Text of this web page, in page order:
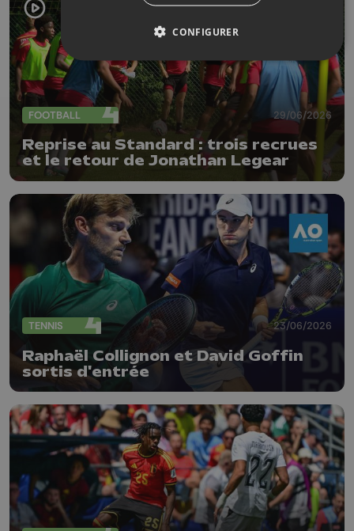
FOOTBALL 29/06/2026
Reprise au Standard : trois recrues
et le retour de Jonathan Legear
TENNIS 23/06/2026
Raphaël Collignon et David Goffin
sortis d'entrée
CONFIGURER